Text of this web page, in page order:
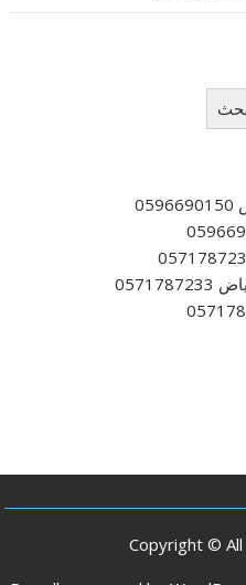
Copyright ©